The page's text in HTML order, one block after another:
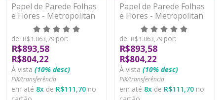
Papel de Parede Folhas
e Flores - Metropolitan
Stories 3 - AS391172 -
Vinílico
de: R$1.063,79por:
R$893,58
R$804,22
À vista (10% desc)
PIX/transferência
em até 8x de R$111,70 no
Papel de Parede Folhas
e Flores - Metropolitan
Stories 3 - AS391173 -
Vinílico
de: R$1.063,79por:
R$893,58
R$804,22
À vista (10% desc)
PIX/transferência
em até 8x de R$111,70 no